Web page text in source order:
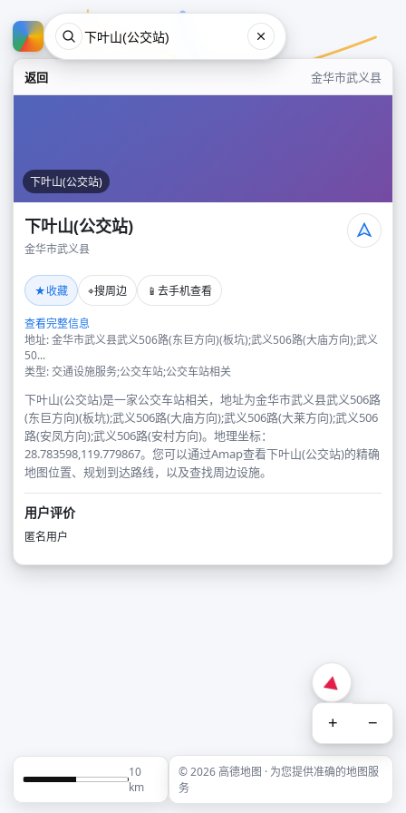
返回 金华市武义县
下叶山(公交站)
下叶山(公交站)
金华市武义县
★收藏 ⌖搜周边 📱 去手机查看
查看完整信息
地址: 金华市武义县武义506路(东巨方向)(板坑);武义506路(大庙方向);武义
50...
类型: 交通设施服务;公交车站;公交车站相关
下叶山(公交站)是一家公交车站相关，地址为金华市武义县武义506路
(东巨方向)(板坑);武义506路(大庙方向);武义506路(大莱方向);武义506
路(安凤方向);武义506路(安村方向)。地理坐标：
28.783598,119.779867。您可以通过Amap查看下叶山(公交站)的精确
地图位置、规划到达路线，以及查找周边设施。
用户评价
匿名用户
+ −
10
km
© 2026 高德地图 · 为您提供准确的地图服
务